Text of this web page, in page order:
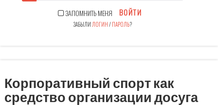
ЗАПОМНИТЬ МЕНЯ ВОЙТИ
ЗАБЫЛИ ЛОГИН/ПАРОЛЬ?
Корпоративный спорт как
средство организации досуга